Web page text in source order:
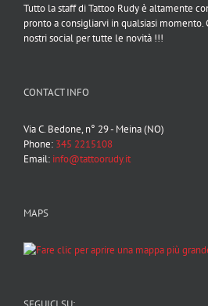
Tutto la staff di Tattoo Rudy è altamente
pronto a consigliarvi in qualsiasi momento.
nostri social per tutte le novità !!!
CONTACT INFO
Via C. Bedone, n° 29 - Meina (NO)
Phone: 345 2215108
Email: info@tattoorudy.it
MAPS